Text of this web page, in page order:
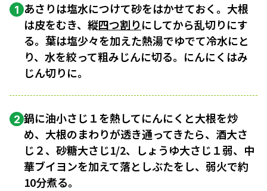
1 あさりは塩水につけて砂をはかせておく。大根
は皮をむき、縦四つ割りにしてから乱切りにす
る。葉は塩少々を加えた熱湯でゆでて冷水にと
り、水を絞って粗みじんに切る。にんにくはみ
じん切りに。
2 鍋に油小さじ１を熱してにんにくと大根を炒
め、大根のまわりが透き通ってきたら、酒大さ
じ２、砂糖大さじ1/2、しょうゆ大さじ１弱、中
華ブイヨンを加えて落としぶたをし、弱火で約
10分煮る。